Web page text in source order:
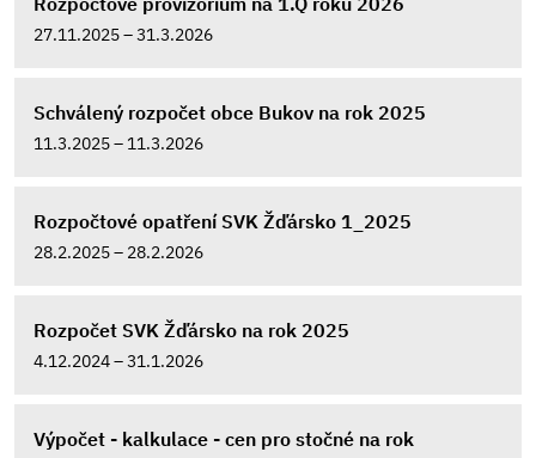
27.11.2025 – 31.3.2026
Schválený rozpočet obce Bukov na rok 2025
11.3.2025 – 11.3.2026
Rozpočtové opatření SVK Žďársko 1_2025
28.2.2025 – 28.2.2026
Rozpočet SVK Žďársko na rok 2025
4.12.2024 – 31.1.2026
Výpočet - kalkulace - cen pro stočné na rok